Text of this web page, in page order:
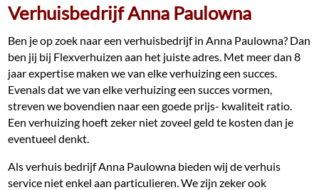
Verhuisbedrijf Anna Paulowna
Ben je op zoek naar een verhuisbedrijf in Anna Paulowna? Dan
ben jij bij Flexverhuizen aan het juiste adres. Met meer dan 8
jaar expertise maken we van elke verhuizing een succes.
Evenals dat we van elke verhuizing een succes vormen,
streven we bovendien naar een goede prijs- kwaliteit ratio.
Een verhuizing hoeft zeker niet zoveel geld te kosten dan je
eventueel denkt.
Als verhuis bedrijf Anna Paulowna bieden wij de verhuis
service niet enkel aan particulieren. We zijn zeker ook